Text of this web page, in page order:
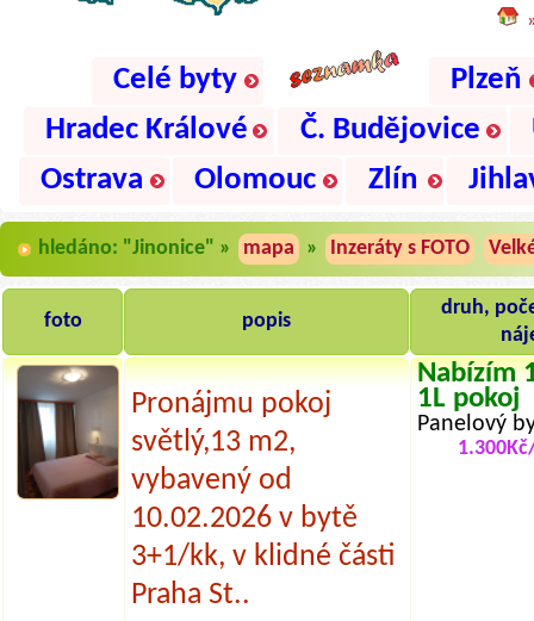
Celé byty
Plzeň
Hradec Králové
Č. Budějovice
Ostrava
Olomouc Zlín
hledáno: "Jinonice" » mapa » Inzeráty s FOTO
foto popis
druh,
Pronájmu pokoj
světlý,13 m2,
vybavený od
10.02.2026 v bytě
3+1/kk, v klidné části
Praha St..
Nabízím
1L pokoj
Panelový